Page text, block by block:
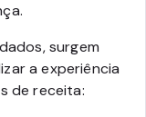
surgem
a experiência
de receita: